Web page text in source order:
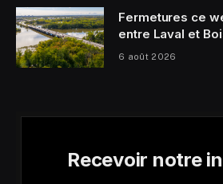
Fermetures ce
entre Laval et
6 août 2026
Recevoir notre